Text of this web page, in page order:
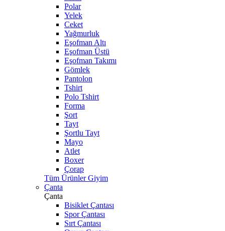
Polar
Yelek
Ceket
Yağmurluk
Eşofman Altı
Eşofman Üstü
Eşofman Takımı
Gömlek
Pantolon
Tshirt
Polo Tshirt
Forma
Şort
Tayt
Şortlu Tayt
Mayo
Atlet
Boxer
Çorap
Tüm Ürünler Giyim
Çanta
Çanta
Bisiklet Çantası
Spor Çantası
Sırt Çantası